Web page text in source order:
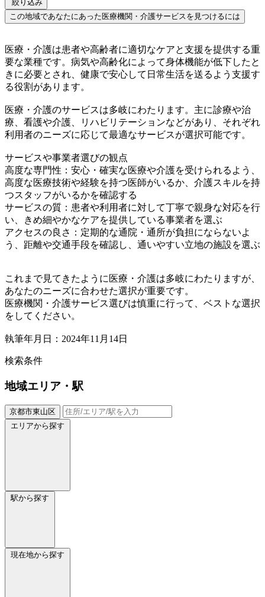
絞り込み
この地域であなたにあった医療機関・介護サービスを見つけるには
医療・介護は患者や高齢者に適切なケアと支援を提供する重
要な業種です。病気や高齢化によって身体機能が低下したと
きに必要とされ、健康で安心して日常生活を送るよう支援す
る役割があります。
医療・介護のサービスは多岐にわたります。主に診療や治
療、看護や介護、リハビリテーションなどがあり、それぞれ
利用者のニーズに応じて最適なサービスが選択可能です。
サービスや事業者選びの観点
高度な専門性：安心・確実な医療や介護を受けられるよう、
高度な医療技術や経験を持つ医師がいるか、介護スキルを持
つスタッフがいるかを確認する
サービスの質：患者や利用者に対して丁寧で親身な対応を行
い、きめ細やかなケアを提供している事業者を選ぶ
アクセスの良さ：定期的な通院・通所が負担にならないよ
う、距離や交通手段を確認し、通いやすい立地の施設を選ぶ
これまで見てきたように医療・介護は多岐にわたりますが、
あなたのニーズに合わせた選択が重要です。
医療機関・介護サービス選びは慎重に行って、ベストな選択
をしてください。
執筆年月日：2024年11月14日
検索条件
地域エリア・駅
京都市東山区
エリアから探す
駅から探す
現在地から探す